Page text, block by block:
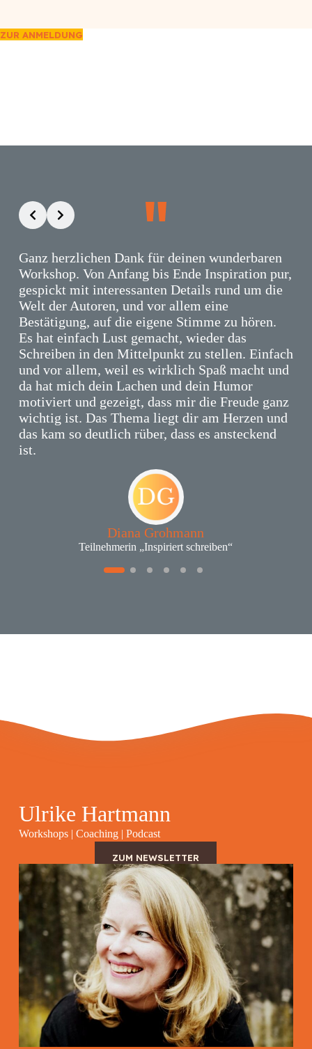
ZUR ANMELDUNG
Ganz herzlichen Dank für deinen wunderbaren
Workshop. Von Anfang bis Ende Inspiration pur,
gespickt mit interessanten Details rund um die
Welt der Autoren, und vor allem eine
Bestätigung, auf die eigene Stimme zu hören.
Es hat einfach Lust gemacht, wieder das
Schreiben in den Mittelpunkt zu stellen. Einfach
und vor allem, weil es wirklich Spaß macht und
da hat mich dein Lachen und dein Humor
motiviert und gezeigt, dass mir die Freude ganz
wichtig ist. Das Thema liegt dir am Herzen und
das kam so deutlich rüber, dass es ansteckend
ist.
Diana Grohmann
Teilnehmerin „Inspiriert schreiben“
Ulrike Hartmann
Workshops | Coaching | Podcast
ZUM NEWSLETTER